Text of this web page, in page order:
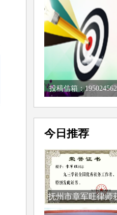
投稿信箱：
今日推荐
抚州市章军旺律师
评...